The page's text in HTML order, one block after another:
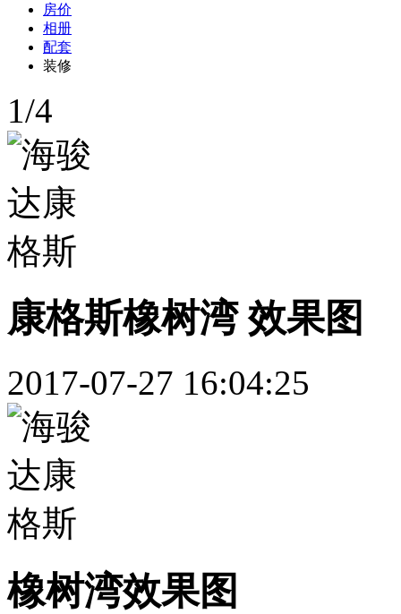
房价
相册
配套
装修
1/4
康格斯橡树湾 效果图
2017-07-27 16:04:25
橡树湾效果图